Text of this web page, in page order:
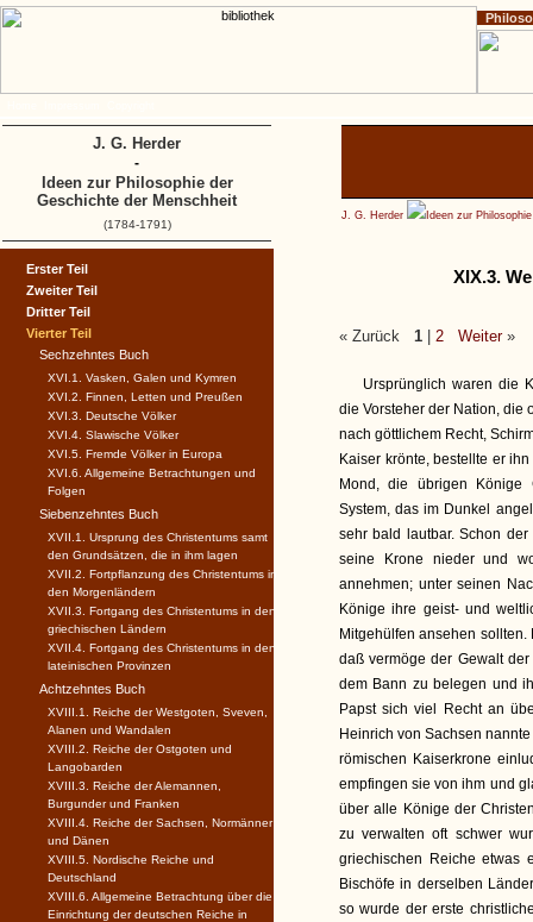
J. G. Herder Ideen zur
XIX.3.
« Zurück 1 2 Weiter»
Ursprünglich waren die
die Vorsteher der Nation, die
nach göttlichem Recht,
Kaiser krönte, bestellte er
Mond, die übrigen Könige
System, das im Dunkel
sehr bald lautbar. Schon
seine Krone nieder und
annehmen; unter seinen
Könige ihre geist- und
Mitgehülfen ansehen
daß vermöge der Gewalt
dem Bann zu belegen und
Papst sich viel Recht an
Heinrich von Sachsen
römischen Kaiserkrone
empfingen sie von ihm und
über alle Könige der
zu verwalten oft schwer
griechischen Reiche etwas
Bischöfe in derselben
so wurde der erste
Erster Teil
Zweiter Teil
Dritter Teil
Vierter Teil
Sechzehntes Buch
XVI.1. Vasken, Galen und Kymren
XVI.2. Finnen, Letten und Preußen
XVI.3. Deutsche Völker
XVI.4. Slawische Völker
XVI.5. Fremde Völker in Europa
XVI.6. Allgemeine Betrachtungen und
Folgen
Siebenzehntes Buch
XVII.1. Ursprung des Christentums samt
den Grundsätzen, die in ihm lagen
XVII.2. Fortpflanzung des Christentums in
den Morgenländern
XVII.3. Fortgang des Christentums in den
griechischen Ländern
XVII.4. Fortgang des Christentums in den
lateinischen Provinzen
Achtzehntes Buch
XVIII.1. Reiche der Westgoten, Sveven,
Alanen und Wandalen
XVIII.2. Reiche der Ostgoten und
Langobarden
XVIII.3. Reiche der Alemannen,
Burgunder und Franken
XVIII.4. Reiche der Sachsen, Normänner
und Dänen
XVIII.5. Nordische Reiche und
Deutschland
XVIII.6. Allgemeine Betrachtung über die
Einrichtung der deutschen Reiche in
J. G. Herder
-
Ideen zur Philosophie der
Geschichte der Menschheit
(1784-1791)